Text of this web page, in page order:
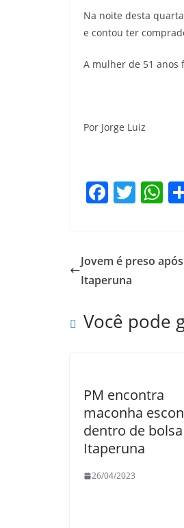
Na noite desta
e contou ter
A mulher de 51 anos
Por Jorge Luiz
F
e
b
o
T
er
W
s
p
Jovem é preso
Itaperuna
Você pode
PM encontra
maconha
dentro de
Itaperuna
26/04/2023